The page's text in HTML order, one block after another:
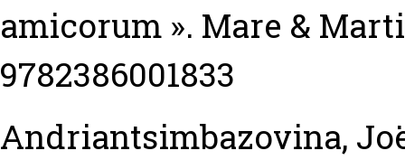
amicorum ». Mare &
9782386001833
Andriantsimbazovina,